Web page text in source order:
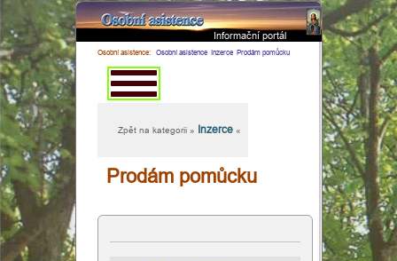
Informační portál
Domovská
stránka
Osobní
Osobní asistence: Osobní asistence Inzerce Prodám pomůcku
Zpět na kategorii » Inzerce «
Prodám pomůcku